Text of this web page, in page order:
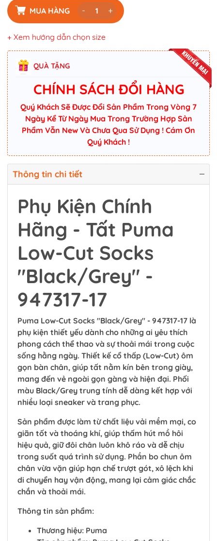
MUA HÀNG - +
+ Xem hướng dẫn chọn size
QUÀ TẶNG
CHÍNH SÁCH ĐỔI HÀNG
Quý Khách Sẽ Được Đổi Sản Phẩm Trong Vòng 7
Ngày Kể Từ Ngày Mua Trong Trường Hợp Sản
Phẩm Vẫn New Và Chưa Qua Sử Dụng ! Cám Ơn
Quý Khách !
Thông tin chi tiết
Phụ Kiện Chính
Hãng - Tất Puma
Low-Cut Socks
"Black/Grey" -
947317-17
Puma Low-Cut Socks "Black/Grey" - 947317-17 là
phụ kiện thiết yếu dành cho những ai yêu thích
phong cách thể thao và sự thoải mái trong cuộc
sống hằng ngày. Thiết kế cổ thấp (Low-Cut) ôm
gọn bàn chân, giúp tất nằm kín bên trong giày,
mang đến vẻ ngoài gọn gàng và hiện đại. Phối
màu Black/Grey trung tính dễ dàng kết hợp với
nhiều loại sneaker và trang phục.
Sản phẩm được làm từ chất liệu vải mềm mại, co
giãn tốt và thoáng khí, giúp thấm hút mồ hôi
hiệu quả, giữ đôi chân luôn khô ráo và dễ chịu
trong suốt quá trình sử dụng. Phần bo chun ôm
chân vừa vặn giúp hạn chế trượt gót, xô lệch khi
di chuyển hay vận động, mang lại cảm giác chắc
chắn và thoải mái.
Thông tin sản phẩm:
Thương hiệu: Puma